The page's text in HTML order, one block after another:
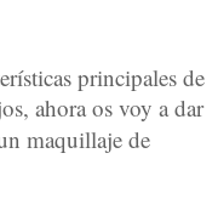
principales de
ahora os voy a dar
maquillaje de